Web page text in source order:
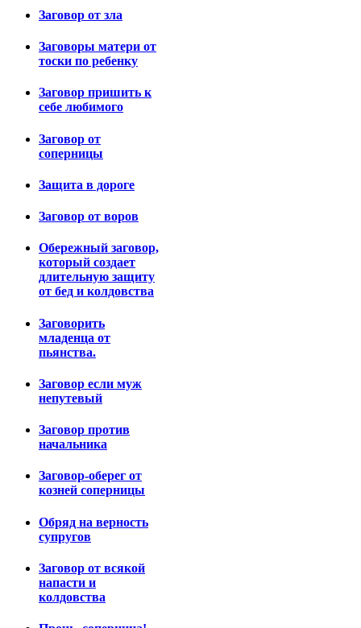
Заговор от зла
Заговоры матери от
тоски по ребенку
Заговор пришить к
себе любимого
Заговор от
соперницы
Защита в дороге
Заговор от воров
Обережный заговор,
который создает
длительную защиту
от бед и колдовства
Заговорить
младенца от
пьянства.
Заговор если муж
непутевый
Заговор против
начальника
Заговор-оберег от
козней соперницы
Обряд на верность
супругов
Заговор от всякой
напасти и
колдовства